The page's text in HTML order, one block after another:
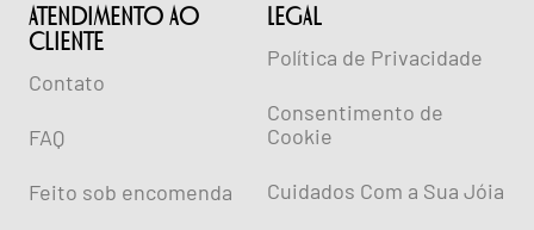
ATENDIMENTO AO
CLIENTE
Contato
FAQ
Feito sob encomenda
lEGAL
Política de Privacidade
Consentimento de
Cookie
Cuidados Com a Sua Jóia